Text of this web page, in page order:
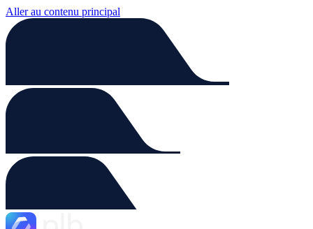
Aller au contenu principal